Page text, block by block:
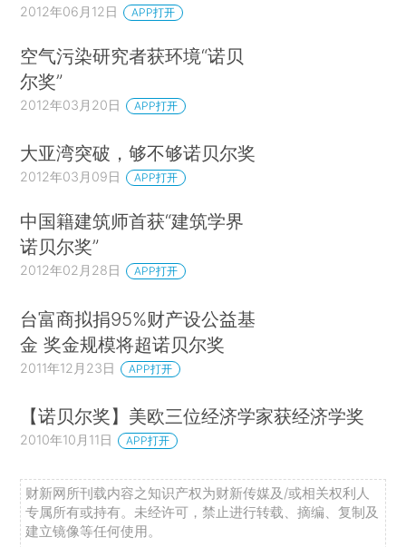
2012年06月12日 APP打开
空气污染研究者获环境“诺贝
尔奖”
2012年03月20日 APP打开
大亚湾突破，够不够诺贝尔奖
2012年03月09日 APP打开
中国籍建筑师首获“建筑学界
诺贝尔奖”
2012年02月28日 APP打开
台富商拟捐95%财产设公益基
金 奖金规模将超诺贝尔奖
2011年12月23日 APP打开
【诺贝尔奖】美欧三位经济学家获经济学奖
2010年10月11日 APP打开
财新网所刊载内容之知识产权为财新传媒及/或相关权利人
专属所有或持有。未经许可，禁止进行转载、摘编、复制及
建立镜像等任何使用。